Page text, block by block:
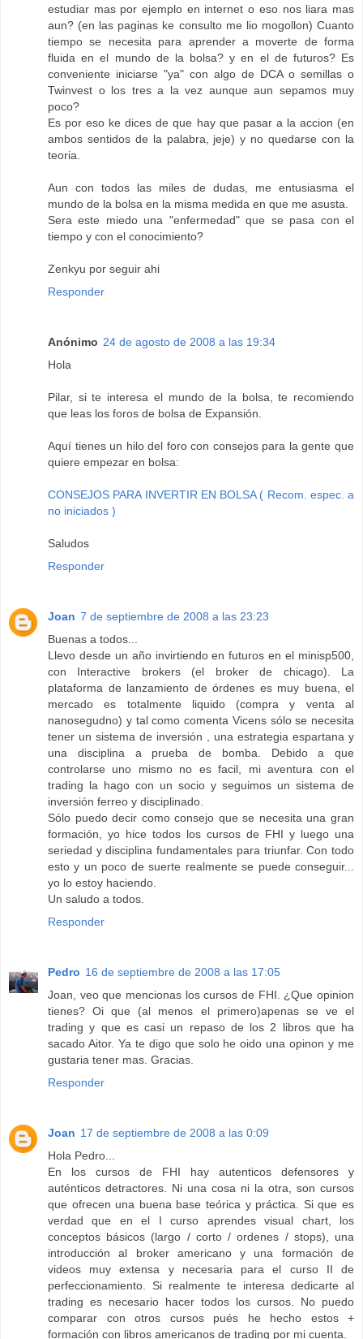
estudiar mas por ejemplo en internet o eso nos liara mas
aun? (en las paginas ke consulto me lio mogollon) Cuanto
tiempo se necesita para aprender a moverte de forma
fluida en el mundo de la bolsa? y en el de futuros? Es
conveniente iniciarse "ya" con algo de DCA o semillas o
Twinvest o los tres a la vez aunque aun sepamos muy
poco?
Es por eso ke dices de que hay que pasar a la accion (en
ambos sentidos de la palabra, jeje) y no quedarse con la
teoria.
Aun con todos las miles de dudas, me entusiasma el
mundo de la bolsa en la misma medida en que me asusta.
Sera este miedo una "enfermedad" que se pasa con el
tiempo y con el conocimiento?
Zenkyu por seguir ahi
Responder
Anónimo 24 de agosto de 2008 a las 19:34
Hola
Pilar, si te interesa el mundo de la bolsa, te recomiendo
que leas los foros de bolsa de Expansión.
Aquí tienes un hilo del foro con consejos para la gente que
quiere empezar en bolsa:
CONSEJOS PARA INVERTIR EN BOLSA ( Recom. espec. a
no iniciados )
Saludos
Responder
Joan 7 de septiembre de 2008 a las 23:23
Buenas a todos...
Llevo desde un año invirtiendo en futuros en el minisp500,
con Interactive brokers (el broker de chicago). La
plataforma de lanzamiento de órdenes es muy buena, el
mercado es totalmente liquido (compra y venta al
nanosegudno) y tal como comenta Vicens sólo se necesita
tener un sistema de inversión , una estrategia espartana y
una disciplina a prueba de bomba. Debido a que
controlarse uno mismo no es facil, mi aventura con el
trading la hago con un socio y seguimos un sistema de
inversión ferreo y disciplinado.
Sólo puedo decir como consejo que se necesita una gran
formación, yo hice todos los cursos de FHI y luego una
seriedad y disciplina fundamentales para triunfar. Con todo
esto y un poco de suerte realmente se puede conseguir...
yo lo estoy haciendo.
Un saludo a todos.
Responder
Pedro 16 de septiembre de 2008 a las 17:05
Joan, veo que mencionas los cursos de FHI. ¿Que opinion
tienes? Oi que (al menos el primero)apenas se ve el
trading y que es casi un repaso de los 2 libros que ha
sacado Aitor. Ya te digo que solo he oido una opinon y me
gustaria tener mas. Gracias.
Responder
Joan 17 de septiembre de 2008 a las 0:09
Hola Pedro...
En los cursos de FHI hay autenticos defensores y
auténticos detractores. Ni una cosa ni la otra, son cursos
que ofrecen una buena base teórica y práctica. Si que es
verdad que en el I curso aprendes visual chart, los
conceptos básicos (largo / corto / ordenes / stops), una
introducción al broker americano y una formación de
videos muy extensa y necesaria para el curso II de
perfeccionamiento. Si realmente te interesa dedicarte al
trading es necesario hacer todos los cursos. No puedo
comparar con otros cursos pués he hecho estos +
formación con libros americanos de trading por mi cuenta.